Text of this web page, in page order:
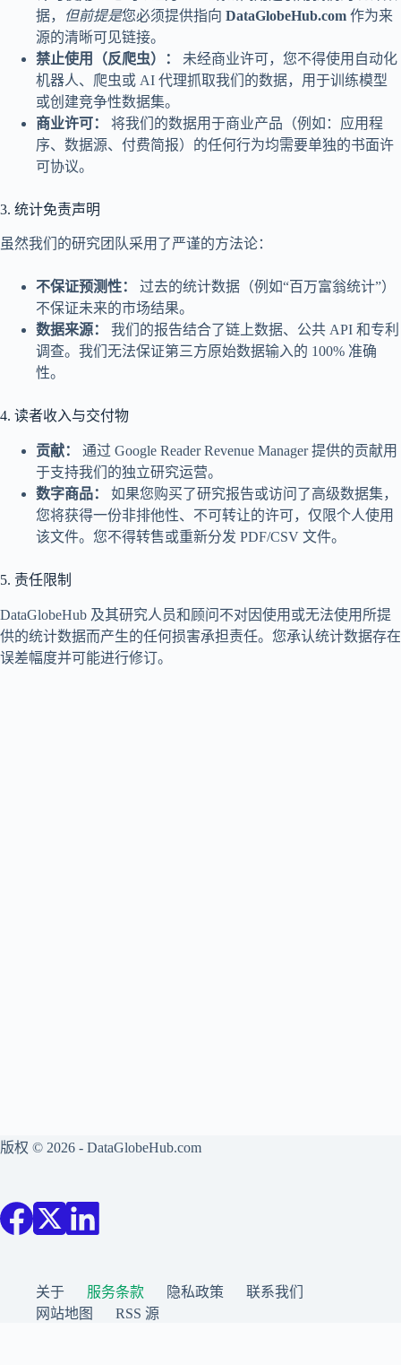
据，
但前提是您必须提供指向 DataGlobeHub.com 作为来
源的清晰可见链接。
禁止使用（反爬虫）：
未经商业许可，您不得使用自动化
机器人、爬虫或 AI 代理抓取我们的数据，用于训练模型
或创建竞争性数据集。
商业许可：
将我们的数据用于商业产品（例如：应用程
序、数据源、付费简报）的任何行为均需要单独的书面许
可协议。
3. 统计免责声明
虽然我们的研究团队采用了严谨的方法论：
不保证预测性：
过去的统计数据（例如“百万富翁统计”）
不保证未来的市场结果。
数据来源：
我们的报告结合了链上数据、公共 API 和专利
调查。我们无法保证第三方原始数据输入的 100% 准确
性。
4. 读者收入与交付物
贡献：
通过 Google Reader Revenue Manager 提供的贡献用
于支持我们的独立研究运营。
数字商品：
如果您购买了研究报告或访问了高级数据集，
您将获得一份非排他性、不可转让的许可，仅限个人使用
该文件。您不得转售或重新分发 PDF/CSV 文件。
5. 责任限制
DataGlobeHub 及其研究人员和顾问不对因使用或无法使用所提
供的统计数据而产生的任何损害承担责任。您承认统计数据存在
误差幅度并可能进行修订。
版权 © 2026 - DataGlobeHub.com
关于 服务条款 隐私政策
联系我们
网站地图
RSS 源